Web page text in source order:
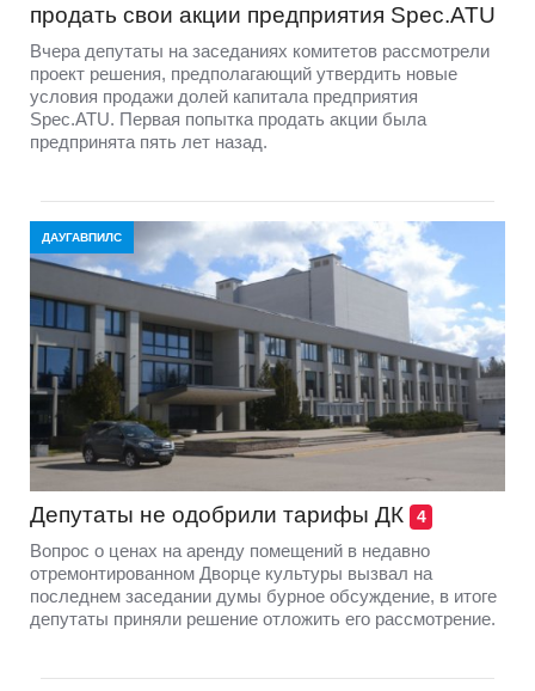
продать свои акции предприятия Spec.ATU
Вчера депутаты на заседаниях комитетов рассмотрели
проект решения, предполагающий утвердить новые
условия продажи долей капитала предприятия
Speс.ATU. Первая попытка продать акции была
предпринята пять лет назад.
ДАУГАВПИЛС
Депутаты не одобрили тарифы ДК 4
Вопрос о ценах на аренду помещений в недавно
отремонтированном Дворце культуры вызвал на
последнем заседании думы бурное обсуждение, в итоге
депутаты приняли решение отложить его рассмотрение.